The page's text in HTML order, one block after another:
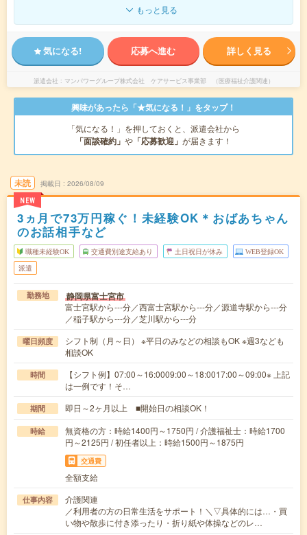
もっと見る
気になる! 応募へ進む 詳しく見る
派遣会社 マンパワーグループ株式会社 ケアサービス事業部 （医療福祉介護関連）
興味があったら「★気になる！」をタップ！
「気になる！」を押しておくと、派遣会社から
「面談確約」 や 「応募歓迎」 が届きます！
未読
NEW
掲載日 2026/08/09
3ヵ月で73万円稼ぐ！未経験OK＊おばあちゃん
のお話相手など
職種未経験OK 交通費別途支給あり 土日祝日が休み WEB登録OK
派遣
勤務地 静岡県富士宮市
富士宮駅から---分／西富士宮駅から---分／源道寺駅から---分
／稲子駅から---分／芝川駅から---分
曜日頻度
シフト制（月～日） ※平日のみなどの相談もOK ※週3なども
相談OK
時間
【シフト例】07:00～16:0009:00～18:0017:00～09:00※ 上記
は一例です！そ…
期間 即日～2ヶ月以上 ■開始日の相談OK！
時給
無資格の方：時給1400円～1750円 / 介護福祉士：時給1700
円～2125円 / 初任者以上：時給1500円～1875円
交通費
全額支給
仕事内容
介護関連
／利用者の方の日常生活をサポート！＼▽具体的には…・買
い物や散歩に付き添ったり・折り紙や体操などのレ…